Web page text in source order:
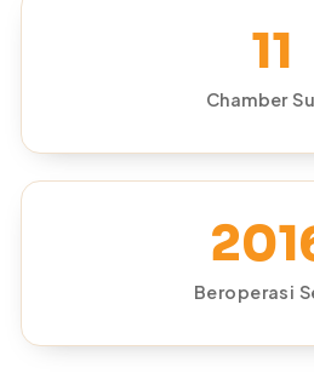
11
Chamber
Beroperasi